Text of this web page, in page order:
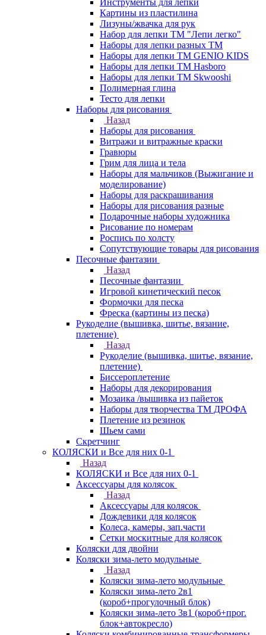
Инструменты для лепки
Картины из пластилина
Лизуны/жвачка для рук
Набор для лепки ТМ "Лепи легко"
Наборы для лепки разных ТМ
Наборы для лепки ТМ GENIO KIDS
Наборы для лепки ТМ Hasboro
Наборы для лепки ТМ Skwooshi
Полимерная глина
Тесто для лепки
Наборы для рисования
Назад
Наборы для рисования
Витражи и витражные краски
Гравюры
Грим для лица и тела
Наборы для мальчиков (Выжигание и
моделирование)
Наборы для раскрашивания
Наборы для рисования разные
Подарочные наборы художника
Рисование по номерам
Роспись по холсту
Сопутствующие товары для рисования
Песочные фантазии
Назад
Песочные фантазии
Игровой кинетический песок
Формочки для песка
Фреска (картины из песка)
Рукоделие (вышивка, шитье, вязание,
плетение)
Назад
Рукоделие (вышивка, шитье, вязание,
плетение)
Биссероплетение
Наборы для декорирования
Мозаика /вышивка из пайеток
Наборы для творчества ТМ ДРОФА
Плетение из резинок
Шьем сами
Скретчинг
КОЛЯСКИ и Все для них 0-1
Назад
КОЛЯСКИ и Все для них 0-1
Аксессуары для колясок
Назад
Аксессуары для колясок
Дождевики для колясок
Колеса, камеры, зап.части
Сетки москитные для колясок
Коляски для двойни
Коляски зима-лето модульные
Назад
Коляски зима-лето модульные
Коляски зима-лето 2в1
(короб+прогулочный блок)
Коляски зима-лето 3в1 (короб+прог.
блок+автокресло)